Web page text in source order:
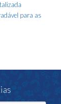
para as